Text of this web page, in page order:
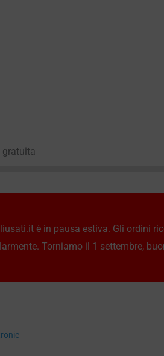
gratuita
è in pausa estiva. Gli ordini
Torniamo il 1 settembre,